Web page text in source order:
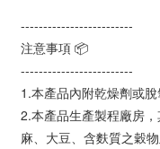
-------------------------
注意事項 📦
-------------------------
1.本產品內附乾燥劑或脫
2.本產品生產製程廠房
麻、大豆、含麩質之穀物